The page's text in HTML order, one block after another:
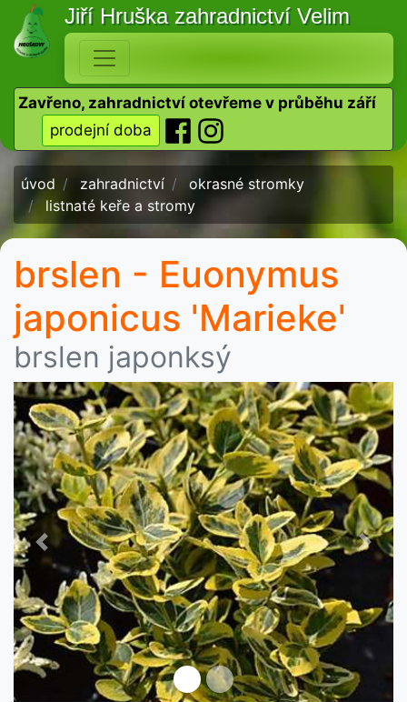
Jiří Hruška zahradnictví Velim
Zavřeno, zahradnictví otevřeme v průběhu září
prodejní doba
úvod zahradnictví
okrasné stromky
listnaté keře a stromy
brslen - Euonymus
japonicus 'Marieke'
brslen japonksý
Předchozí Další